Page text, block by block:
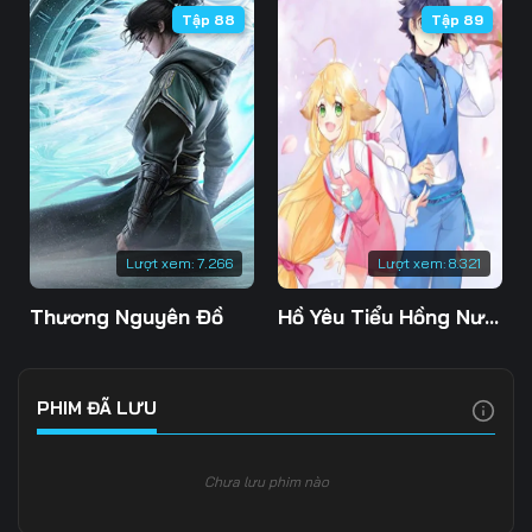
Tập 106 Tập 107 Tập 108
Tập 109 Tập 110 Tập 111
Tập 112 Tập 113 Tập 114
Tập 115 Tập 116 Tập 117
Tập 118 Tập 119 Tập 120
Tập 121 Tập 122 Tập 123
Tập 134
Lượt xem: 7.266
Tập 88
Thương Nguyên Đồ
Lượt xem: 8.321
Tập 89
Hồ Yêu Tiểu Hồng Nương
PHIM ĐÃ LƯU
Chưa lưu phim nào